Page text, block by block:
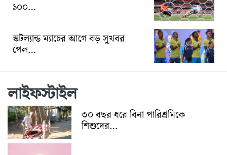
১০০…
স্কটল্যান্ড ম্যাচের আগে বড় সুখবর
পেল…
লাইফস্টাইল
৩০ বছর ধরে বিনা পারিশ্রমিকে
শিশুদের…